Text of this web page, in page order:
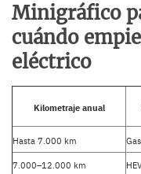
Minigráfico
cuándo
eléctrico
Kilometraje anual
Hasta 7.000 km
7.000–12.000 km